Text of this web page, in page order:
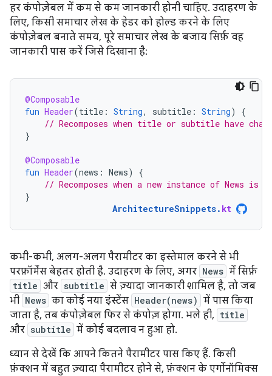
हर कंपोज़ेबल में कम से कम जानकारी होनी चाहिए. उदाहरण के
लिए, किसी समाचार लेख के हेडर को होल्ड करने के लिए
कंपोज़ेबल बनाते समय, पूरे समाचार लेख के बजाय सिर्फ़ वह
जानकारी पास करें जिसे दिखाना है:
@Composable
fun Header(title : String, subtitle : String)
{
// Recomposes when title or subtitle have
}
@Composable
fun Header(news : News)
{
// Recomposes when a new instance of News is
}
ArchitectureSnippets. kt
कभी-कभी, अलग-अलग पैरामीटर का इस्तेमाल करने से भी
परफ़ॉर्मेंस बेहतर होती है. उदाहरण के लिए, अगर News में सिर्फ़
title और subtitle से ज़्यादा जानकारी शामिल है, तो जब
भी News का कोई नया इंस्टेंस Header(news) में पास किया
जाता है, तब कंपोज़ेबल फिर से कंपोज़ होगा. भले ही, title
और subtitle में कोई बदलाव न हुआ हो.
ध्यान से देखें कि आपने कितने पैरामीटर पास किए हैं. किसी
फ़ंक्शन में बहुत ज़्यादा पैरामीटर होने से, फ़ंक्शन के एर्गोनॉमिक्स